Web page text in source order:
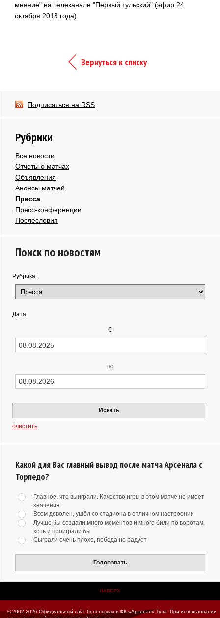
мнение" на телеканале "Первый тульский" (эфир 24
октября 2013 года)
Вернуться к списку
Подписаться на RSS
Рубрики
Все новости
Отчеты о матчах
Объявления
Анонсы матчей
Пресса
Пресс-конференции
Послесловия
Поиск по новостям
Рубрика:
Дата:
С
по
Искать
очистить
Какой для Вас главный вывод после матча Арсенала с
Торпедо?
Главное, что выиграли. Качество игры в этом матче не имеет
значения
Всем доволен, ушёл со стадиона в отличном настроении
Лучше бы создали много моментов и много били по воротам,
хоть и проиграли бы
Сыграли очень плохо, победа не радует
Голосовать
НАВЕРХ
© 2002-2026 Официальный сайт болельщиков ФК «Арсенал» Тула.
При использовании